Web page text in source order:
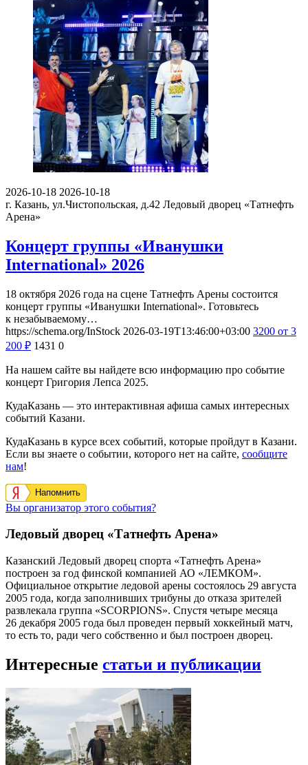
2026-10-18 2026-10-18
г. Казань, ул.Чистопольская, д.42 Ледовый дворец «Татнефть
Арена»
Концерт группы «Иванушки
International» 2026
18 октября 2026 года на сцене Татнефть Арены состоится
концерт группы «Иванушки International». Готовьтесь
к незабываемому…
https://schema.org/InStock 2026-03-19T13:46:00+03:00 3200 от 3
200 ₽ 1431 0
На нашем сайте вы найдете всю информацию про событие
концерт Григория Лепса 2025.
КудаКазань — это интерактивная афиша самых интересных
событий Казани.
КудаКазань в курсе всех событий, которые пройдут в Казани.
Если вы знаете о событии, которого нет на сайте, сообщите
нам!
Напомнить
Вы организатор этого события?
Ледовый дворец «Татнефть Арена»
Казанский Ледовый дворец спорта «Татнефть Арена»
построен за год финской компанией АО «ЛЕМКОМ».
Официальное открытие ледовой арены состоялось 29 августа
2005 года, когда заполнивших трибуны до отказа зрителей
развлекала группа «SCORPIONS». Спустя четыре месяца
26 декабря 2005 года был проведен первый хоккейный матч,
то есть то, ради чего собственно и был построен дворец.
Интересные статьи и публикации